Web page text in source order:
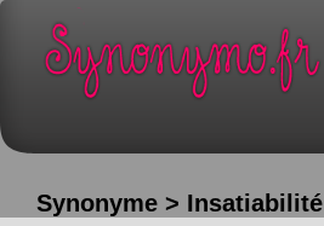
Synonyme > Insatiabilité